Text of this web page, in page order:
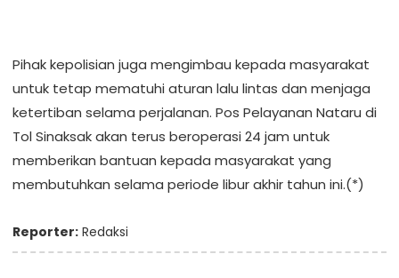
Pihak kepolisian juga mengimbau kepada masyarakat
untuk tetap mematuhi aturan lalu lintas dan menjaga
ketertiban selama perjalanan. Pos Pelayanan Nataru di
Tol Sinaksak akan terus beroperasi 24 jam untuk
memberikan bantuan kepada masyarakat yang
membutuhkan selama periode libur akhir tahun ini.(*)
Reporter: Redaksi